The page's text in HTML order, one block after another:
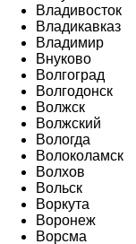
Владивосток
Владикавказ
Владимир
Внуково
Волгоград
Волгодонск
Волжск
Волжский
Вологда
Волоколамск
Волхов
Вольск
Воркута
Воронеж
Ворсма